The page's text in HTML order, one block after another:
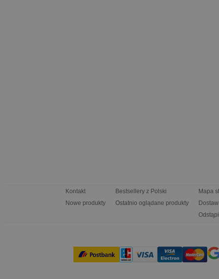
Kontakt
Nowe produkty
Bestsellery z Polski
Ostatnio oglądane produkty
Mapa